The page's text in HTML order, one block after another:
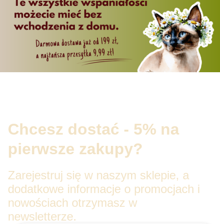
Chcesz dostać - 5% na
pierwsze zakupy?
Zarejestruj się w naszym sklepie, a
dodatkowe informacje o promocjach i
nowościach otrzymasz w
newsletterze.